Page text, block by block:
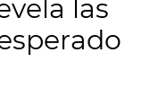
las